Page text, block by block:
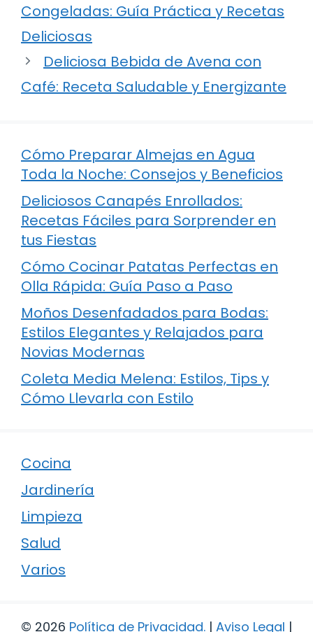
Congeladas: Guía Práctica y Recetas
Deliciosas
Deliciosa Bebida de Avena con
Café: Receta Saludable y Energizante
Cómo Preparar Almejas en Agua
Toda la Noche: Consejos y Beneficios
Deliciosos Canapés Enrollados:
Recetas Fáciles para Sorprender en
tus Fiestas
Cómo Cocinar Patatas Perfectas en
Olla Rápida: Guía Paso a Paso
Moños Desenfadados para Bodas:
Estilos Elegantes y Relajados para
Novias Modernas
Coleta Media Melena: Estilos, Tips y
Cómo Llevarla con Estilo
Cocina
Jardinería
Limpieza
Salud
Varios
© 2026 Política de Privacidad. | Aviso Legal |